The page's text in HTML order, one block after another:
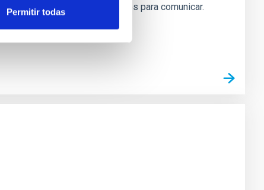
Permitir todas
manual encontrarás las claves para comunicar.